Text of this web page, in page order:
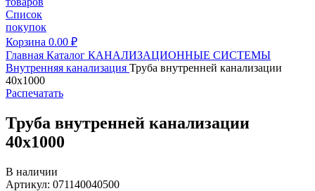
Список
покупок
Корзина 0.00 ₽
Главная Каталог КАНАЛИЗАЦИОННЫЕ СИСТЕМЫ
Внутренняя канализация Труба внутренней канализации
40х1000
Распечатать
Труба внутренней канализации
40х1000
В наличии
Артикул: 071140040500